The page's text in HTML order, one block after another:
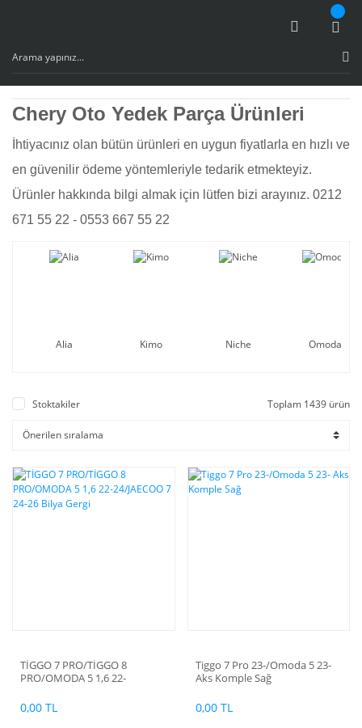
Chery Oto Yedek Parça Ürünleri
İhtiyacınız olan bütün ürünleri en uygun fiyatlarla en hızlı ve
en güvenilir ödeme yöntemleriyle tedarik etmekteyiz.
Ürünler hakkında bilgi almak için lütfen bizi arayınız. 0212
671 55 22 - 0553 667 55 22
Alia Kimo Niche Omoda
Stoktakiler Toplam 1439 ürün
TİGGO 7 PRO/TİGGO 8
PRO/OMODA 5 1,6 22-
0,00 TL
Tiggo 7 Pro 23-/Omoda 5 23-
Aks Komple Sağ
0,00 TL